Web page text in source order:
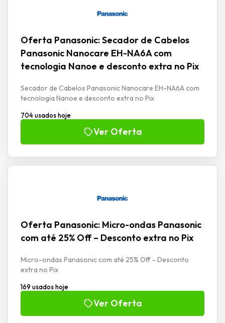
Oferta Panasonic: Secador de Cabelos
Panasonic Nanocare EH-NA6A com
tecnologia Nanoe e desconto extra no Pix
Secador de Cabelos Panasonic Nanocare EH-NA6A com
tecnologia Nanoe e desconto extra no Pix
704 usados hoje
Ver Oferta
Oferta Panasonic: Micro-ondas Panasonic
com até 25% Off – Desconto extra no Pix
Micro-ondas Panasonic com até 25% Off - Desconto
extra no Pix
169 usados hoje
Ver Oferta